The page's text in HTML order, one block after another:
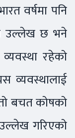
वर्षमा पनि
उल्लेख छ भने
रहेको
व्यवस्थालाई
बचत कोषको
उल्लेख गरिएको